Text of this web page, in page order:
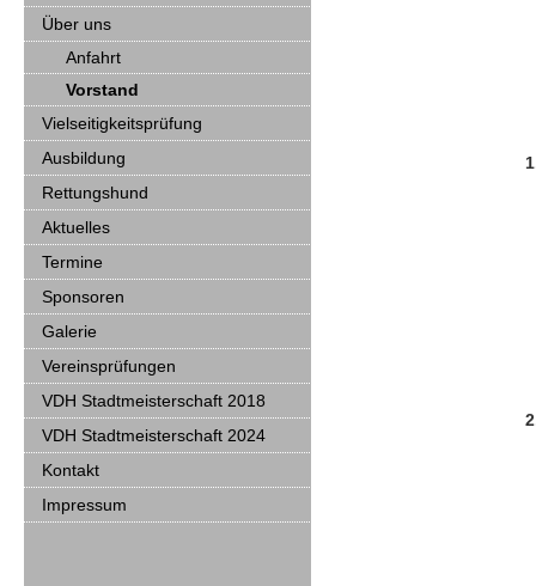
Über uns
Anfahrt
Vorstand
Vielseitigkeitsprüfung
Ausbildung
Rettungshund
Aktuelles
Termine
Sponsoren
Galerie
Vereinsprüfungen
VDH Stadtmeisterschaft 2018
VDH Stadtmeisterschaft 2024
Kontakt
Impressum